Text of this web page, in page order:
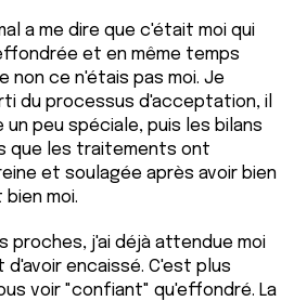
a me dire que c'était moi qui
et en même temps
non ce n'étais pas moi. Je
du processus d'acceptation, il
peu spéciale, puis les bilans
que les traitements ont
et soulagée après avoir bien
moi.
proches, j'ai déjà attendue moi
encaissé. C'est plus
voir "confiant" qu'effondré. La